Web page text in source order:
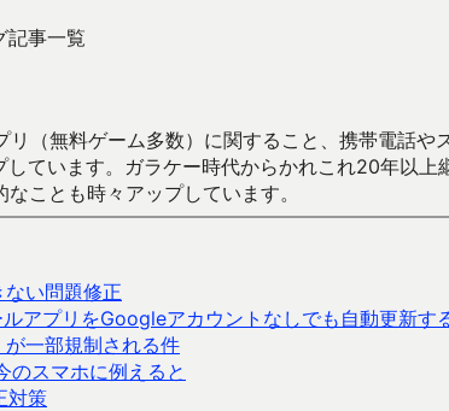
記事一覧
（無料ゲーム多数）に関すること、携帯電話
しています。ガラケー時代からかれこれ20年
ことも時々アップしています。
ない問題修正
アプリをGoogleアカウントなしでも自動更新す
一部規制される件
スマホに例えると
対策